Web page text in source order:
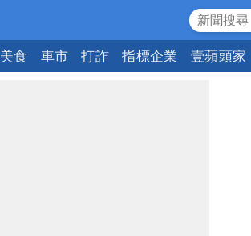
食 車市 打詐 指標企業 壹蘋頭家